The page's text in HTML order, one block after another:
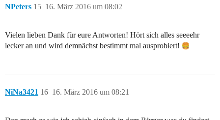
NPeters 16. März 2016 um 08:02
15
Vielen lieben Dank für eure Antworten! Hört sich alles seeeehr
lecker an und wird demnächst bestimmt mal ausprobiert!
NiNa3421 16. März 2016 um 08:21
16